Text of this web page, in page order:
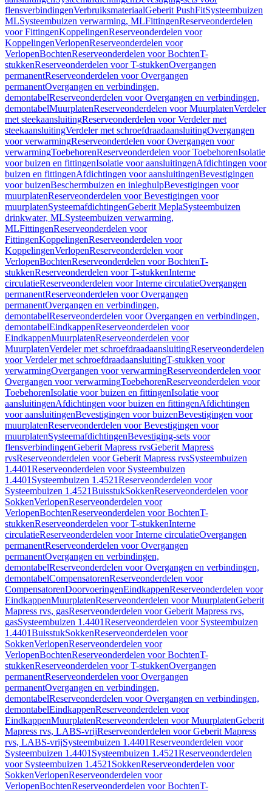
flensverbindingenVerbruiksmateriaalGeberit PushFitSysteembuizen
MLSysteembuizen verwarming, MLFittingenReserveonderdelen
voor FittingenKoppelingenReserveonderdelen voor
KoppelingenVerlopenReserveonderdelen voor
VerlopenBochtenReserveonderdelen voor BochtenT-
stukkenReserveonderdelen voor T-stukkenOvergangen
permanentReserveonderdelen voor Overgangen
permanentOvergangen en verbindingen,
demontabelReserveonderdelen voor Overgangen en verbindingen,
demontabelMuurplatenReserveonderdelen voor MuurplatenVerdeler
met steekaansluitingReserveonderdelen voor Verdeler met
steekaansluitingVerdeler met schroefdraadaansluitingOvergangen
voor verwarmingReserveonderdelen voor Overgangen voor
verwarmingToebehorenReserveonderdelen voor ToebehorenIsolatie
voor buizen en fittingenIsolatie voor aansluitingenAfdichtingen voor
buizen en fittingenAfdichtingen voor aansluitingenBevestigingen
voor buizenBeschermbuizen en inleghulpBevestigingen voor
muurplatenReserveonderdelen voor Bevestigingen voor
muurplatenSysteemafdichtingenGeberit MeplaSysteembuizen
drinkwater, MLSysteembuizen verwarming,
MLFittingenReserveonderdelen voor
FittingenKoppelingenReserveonderdelen voor
KoppelingenVerlopenReserveonderdelen voor
VerlopenBochtenReserveonderdelen voor BochtenT-
stukkenReserveonderdelen voor T-stukkenInterne
circulatieReserveonderdelen voor Interne circulatieOvergangen
permanentReserveonderdelen voor Overgangen
permanentOvergangen en verbindingen,
demontabelReserveonderdelen voor Overgangen en verbindingen,
demontabelEindkappenReserveonderdelen voor
EindkappenMuurplatenReserveonderdelen voor
MuurplatenVerdeler met schroefdraadaansluitingReserveonderdelen
voor Verdeler met schroefdraadaansluitingT-stukken voor
verwarmingOvergangen voor verwarmingReserveonderdelen voor
Overgangen voor verwarmingToebehorenReserveonderdelen voor
ToebehorenIsolatie voor buizen en fittingenIsolatie voor
aansluitingenAfdichtingen voor buizen en fittingenAfdichtingen
voor aansluitingenBevestigingen voor buizenBevestigingen voor
muurplatenReserveonderdelen voor Bevestigingen voor
muurplatenSysteemafdichtingenBevestiging-sets voor
flensverbindingenGeberit Mapress rvsGeberit Mapress
rvsReserveonderdelen voor Geberit Mapress rvsSysteembuizen
1.4401Reserveonderdelen voor Systeembuizen
1.4401 Systeembuizen 1.4521Reserveonderdelen voor
Systeembuizen 1.4521BuisstukSokkenReserveonderdelen voor
SokkenVerlopenReserveonderdelen voor
VerlopenBochtenReserveonderdelen voor BochtenT-
stukkenReserveonderdelen voor T-stukkenInterne
circulatieReserveonderdelen voor Interne circulatieOvergangen
permanentReserveonderdelen voor Overgangen
permanentOvergangen en verbindingen,
demontabelReserveonderdelen voor Overgangen en verbindingen,
demontabelCompensatorenReserveonderdelen voor
CompensatorenDoorvoeringenEindkappenReserveonderdelen voor
EindkappenMuurplatenReserveonderdelen voor MuurplatenGeberit
Mapress rvs, gasReserveonderdelen voor Geberit Mapress rvs,
gasSysteembuizen 1.4401Reserveonderdelen voor Systeembuizen
1.4401BuisstukSokkenReserveonderdelen voor
SokkenVerlopenReserveonderdelen voor
VerlopenBochtenReserveonderdelen voor BochtenT-
stukkenReserveonderdelen voor T-stukkenOvergangen
permanentReserveonderdelen voor Overgangen
permanentOvergangen en verbindingen,
demontabelReserveonderdelen voor Overgangen en verbindingen,
demontabelEindkappenReserveonderdelen voor
EindkappenMuurplatenReserveonderdelen voor MuurplatenGeberit
Mapress rvs, LABS-vrijReserveonderdelen voor Geberit Mapress
rvs, LABS-vrijSysteembuizen 1.4401Reserveonderdelen voor
Systeembuizen 1.4401 Systeembuizen 1.4521Reserveonderdelen
voor Systeembuizen 1.4521 SokkenReserveonderdelen voor
SokkenVerlopenReserveonderdelen voor
VerlopenBochtenReserveonderdelen voor BochtenT-